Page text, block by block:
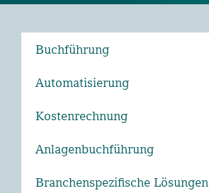
Buchführung
Automatisierung
Kostenrechnung
Anlagenbuchführung
Branchenspezifische Lösungen